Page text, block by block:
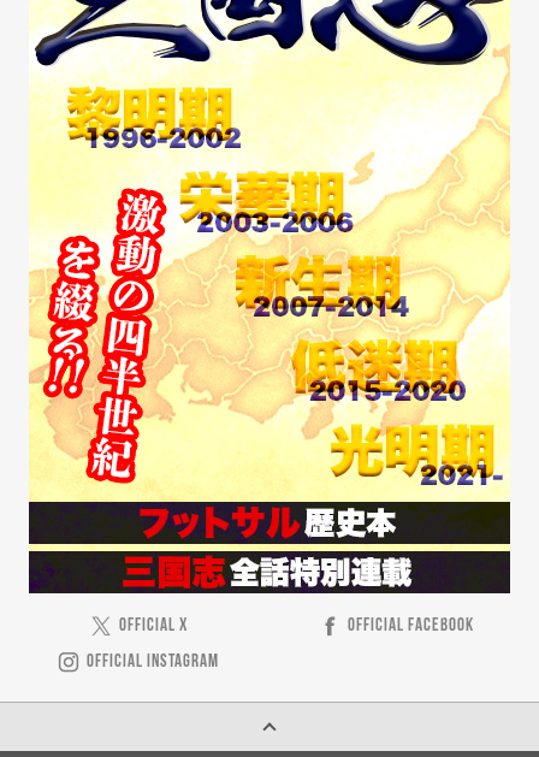
OFFICIAL X
OFFICIAL FACEBOOK
OFFICIAL INSTAGRAM